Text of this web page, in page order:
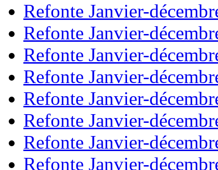
Refonte Janvier-
Refonte Janvier-
Refonte Janvier-
Refonte Janvier-
Refonte Janvier-
Refonte Janvier-
Refonte Janvier-
Refonte Janvier-